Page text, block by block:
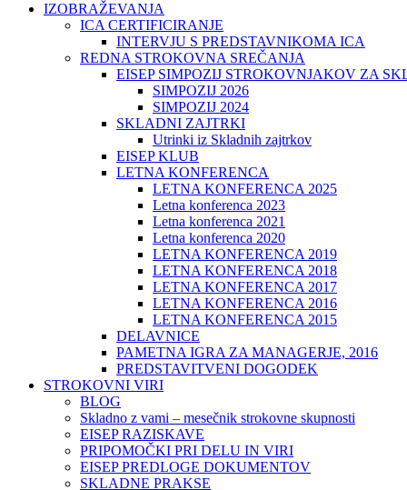
IZOBRAŽEVANJA
ICA CERTIFICIRANJE
INTERVJU S PREDSTAVNIKOMA ICA
REDNA STROKOVNA SREČANJA
EISEP SIMPOZIJ STROKOVNJAKOV ZA
SIMPOZIJ 2026
SIMPOZIJ 2024
SKLADNI ZAJTRKI
Utrinki iz Skladnih zajtrkov
EISEP KLUB
LETNA KONFERENCA
LETNA KONFERENCA 2025
Letna konferenca 2023
Letna konferenca 2021
Letna konferenca 2020
LETNA KONFERENCA 2019
LETNA KONFERENCA 2018
LETNA KONFERENCA 2017
LETNA KONFERENCA 2016
LETNA KONFERENCA 2015
DELAVNICE
PAMETNA IGRA ZA MANAGERJE, 2016
PREDSTAVITVENI DOGODEK
STROKOVNI VIRI
BLOG
Skladno z vami – mesečnik strokovne skupnosti
EISEP RAZISKAVE
PRIPOMOČKI PRI DELU IN VIRI
EISEP PREDLOGE DOKUMENTOV
SKLADNE PRAKSE